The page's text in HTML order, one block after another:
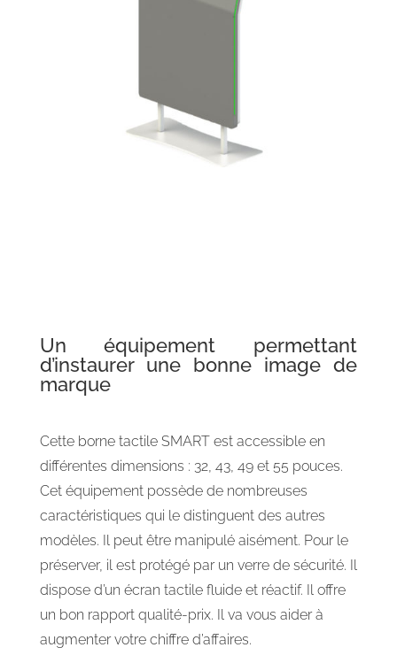
Un équipement permettant
d’instaurer une bonne image de
marque
Cette borne tactile SMART est accessible en
différentes dimensions : 32, 43, 49 et 55 pouces.
Cet équipement possède de nombreuses
caractéristiques qui le distinguent des autres
modèles. Il peut être manipulé aisément. Pour le
préserver, il est protégé par un verre de sécurité. Il
dispose d’un écran tactile fluide et réactif. Il offre
un bon rapport qualité-prix. Il va vous aider à
augmenter votre chiffre d’affaires.